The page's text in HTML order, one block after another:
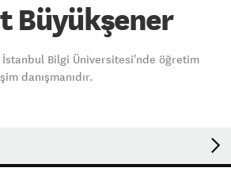
Büyükşener
İstanbul Bilgi Üniversitesi'nde öğretim
danışmanıdır.